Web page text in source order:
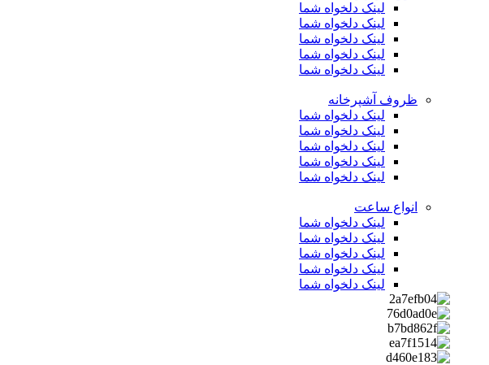
لینک دلخواه شما
لینک دلخواه شما
لینک دلخواه شما
لینک دلخواه شما
لینک دلخواه شما
ظروف آشپرخانه
لینک دلخواه شما
لینک دلخواه شما
لینک دلخواه شما
لینک دلخواه شما
لینک دلخواه شما
انواع ساعت
لینک دلخواه شما
لینک دلخواه شما
لینک دلخواه شما
لینک دلخواه شما
لینک دلخواه شما